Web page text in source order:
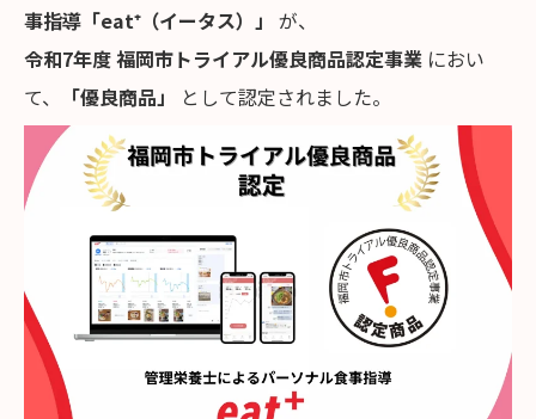
事指導「eat⁺（イータス）」 が、
令和7年度 福岡市トライアル優良商品認定事業 におい
て、
「優良商品」 として認定されました。